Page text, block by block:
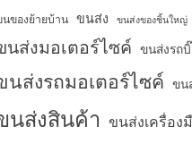
นของย้ายบ้าน ขนส่ง ขนส่งของชิ้นใหญ่
นส่งมอเตอร์ไซค์ ขนส่งรถ
นส่งรถมอเตอร์ไซค์ ขน
นส่งสินค้า ขนส่งเครื่อง